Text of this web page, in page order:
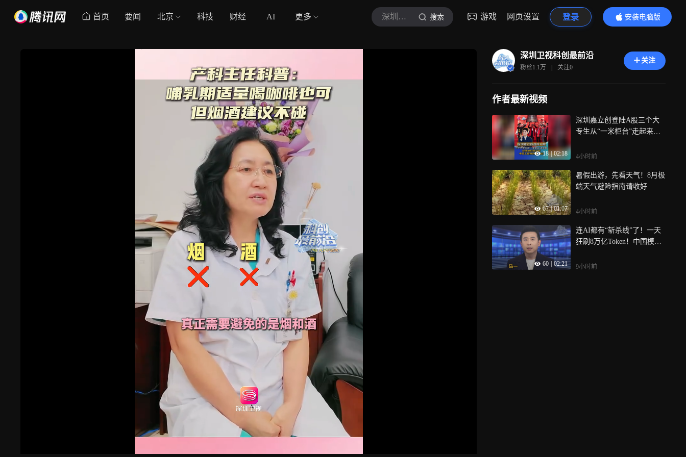
首页 要闻 北京 科技 财经 AI 更多 深圳卫视科创最前沿 搜索 游戏 网页设置 登录
安装电脑版
内容更精彩
深圳卫视科创最前沿
粉丝1.1万 | 关注0
关注
作者最新视频
18 | 02:18
深圳嘉立创登陆A股三个大
专生从“一米柜台”走起来记
第一站!
4小时前
67 | 01:07
暑假出游，先看天气！8月极
端天气避险指南请收好
4小时前
60 02:21
连AI都有“斩杀线”了！一天
狂刷8万亿Token！中国模型
9小时前